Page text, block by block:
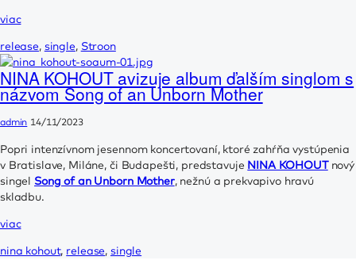
viac
release, single, Stroon
NINA KOHOUT avizuje album ďalším singlom s
názvom Song of an Unborn Mother
admin 14/11/2023
Popri intenzívnom jesennom koncertovaní, ktoré zahŕňa vystúpenia
v Bratislave, Miláne, či Budapešti, predstavuje NINA KOHOUTnový
singel Song of an Unborn Mother, nežnú a prekvapivo hravú
skladbu.
viac
nina kohout, release, single